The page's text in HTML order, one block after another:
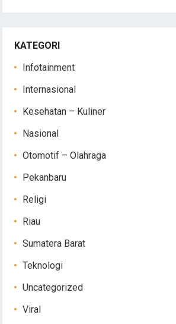
KATEGORI
Infotainment
Internasional
Kesehatan – Kuliner
Nasional
Otomotif – Olahraga
Pekanbaru
Religi
Riau
Sumatera Barat
Teknologi
Uncategorized
Viral